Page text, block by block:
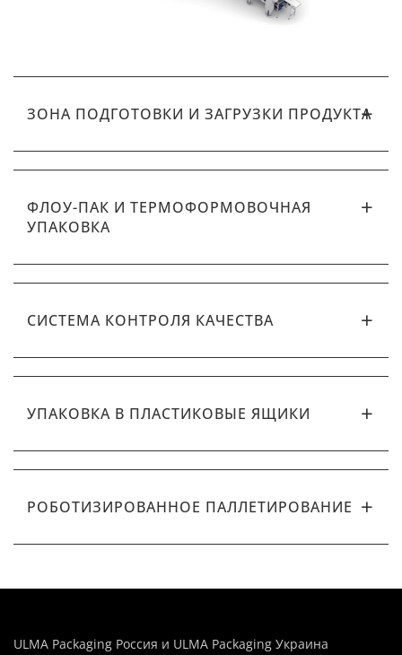
ЗОНА ПОДГОТОВКИ И ЗАГРУЗКИ ПРОДУКТА
ФЛОУ-ПАК И ТЕРМОФОРМОВОЧНАЯ
УПАКОВКА
СИСТЕМА КОНТРОЛЯ КАЧЕСТВА
УПАКОВКА В ПЛАСТИКОВЫЕ ЯЩИКИ
РОБОТИЗИРОВАННОЕ ПАЛЛЕТИРОВАНИЕ
ULMA Packaging Россия и ULMA Packaging Украина